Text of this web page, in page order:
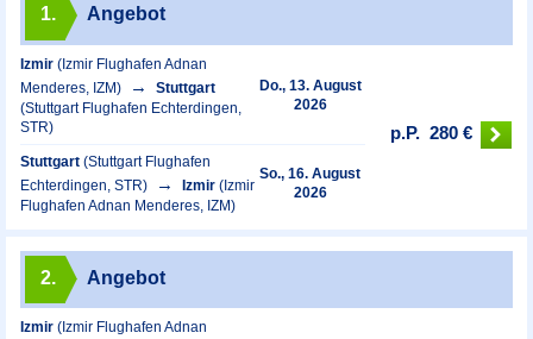
1. Angebot
Izmir (Izmir Flughafen Adnan
Menderes, IZM)
Stuttgart
(Stuttgart Flughafen Echterdingen,
STR)
Do., 13. August
2026
Stuttgart (Stuttgart Flughafen
Echterdingen, STR)
Izmir (Izmir
Flughafen Adnan Menderes, IZM)
So., 16. August
2026
p.P. 280 €
2. Angebot
Izmir (Izmir Flughafen Adnan